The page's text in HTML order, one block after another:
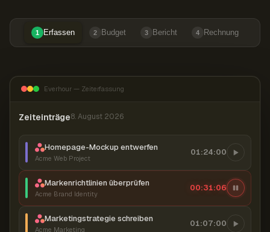
1 Erfassen 2 Budget 3 Bericht 4 Rechnung
Everhour — Zeiterfassung
Zeiteinträge8. August 2026
Homepage-Mockup entwerfen
Acme Web Project
01:24:00
Markenrichtlinien überprüfen
Acme Brand Identity
00:31:07
Marketingstrategie schreiben
Acme Marketing
01:07:00